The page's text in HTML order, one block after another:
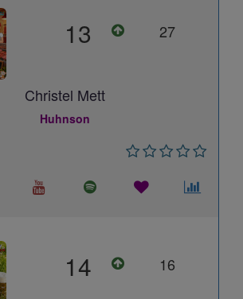
13 27
Christel Mett
Huhnson
14 16